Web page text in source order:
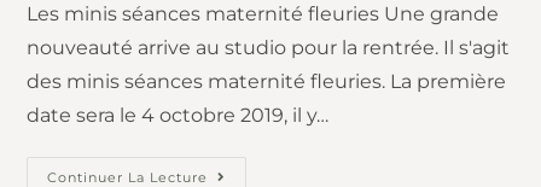
Les minis séances maternité fleuries Une grande
nouveauté arrive au studio pour la rentrée. Il s'agit
des minis séances maternité fleuries. La première
date sera le 4 octobre 2019, il y…
Continuer La Lecture